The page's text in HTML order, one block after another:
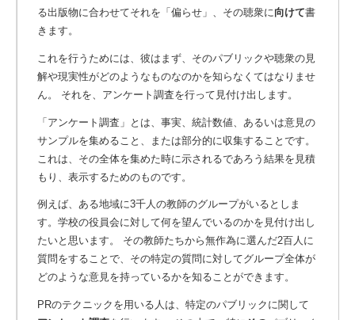
る出版物に合わせてそれを「偏らせ」、その聴衆に 向けて書
きます。
これを行うためには、彼はまず、そのパブリックや聴衆の見
解や現実性がどのようなものなのかを知らなくてはなりませ
ん。 それを、アンケート調査を行って見付け出します。
「アンケート調査」とは、事実、統計数値、あるいは意見の
サンプルを集めること、または部分的に収集することです。
これは、その全体を集めた時に示されるであろう結果を見積
もり、表示するためのものです。
例えば、ある地域に3千人の教師のグループがいるとしま
す。学校の役員会に対して何を望んでいるのかを見付け出し
たいと思います。 その教師たちから無作為に選んだ2百人に
質問をすることで、その特定の質問に対してグループ全体が
どのような意見を持っているかを知ることができます。
PRのテクニックを用いる人は、特定のパブリックに関して